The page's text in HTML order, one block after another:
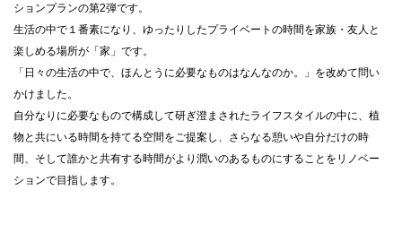
ションプランの第2弾です。
⽣活の中で１番素になり、ゆったりしたプライベートの時間を家族・友⼈と
楽しめる場所が「家」です。
「⽇々の⽣活の中で、ほんとうに必要なものはなんなのか。」を改めて問い
かけました。
⾃分なりに必要なもので構成して研ぎ澄まされたライフスタイルの中に、植
物と共にいる時間を持てる空間をご提案し、さらなる憩いや⾃分だけの時
間、そして誰かと共有する時間がより潤いのあるものにすることをリノベー
ションで⽬指します。